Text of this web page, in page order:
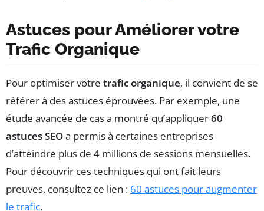
Astuces pour Améliorer votre
Trafic Organique
Pour optimiser votre trafic organique, il convient de se
référer à des astuces éprouvées. Par exemple, une
étude avancée de cas a montré qu’appliquer60
astuces SEOa permis à certaines entreprises
d’atteindre plus de 4 millions de sessions mensuelles.
Pour découvrir ces techniques qui ont fait leurs
preuves, consultez ce lien : 60 astuces pour augmenter
le trafic.